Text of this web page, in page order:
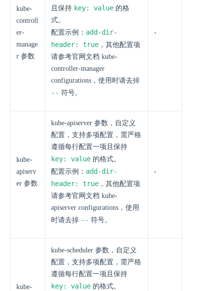
kube-
controll
er-
manage
r 参数
且保持 key: value 的格
式。
配置示例： add-dir-
header: true ，其他配置项
请参考官网文档 kube-
controller-manager
configurations，使用时请去掉
-- 符号。
-
kube-
apiserv
er 参数
kube-apiserver 参数，自定义
配置，支持多项配置，需严格
遵循每行配置一项且保持
key: value 的格式。
配置示例： add-dir-
header: true ，其他配置项
请参考官网文档 kube-
apiserver configurations，使用
时请去掉 -- 符号。
-
kube-
kube-scheduler 参数，自定义
配置，支持多项配置，需严格
遵循每行配置一项且保持
key: value 的格式。